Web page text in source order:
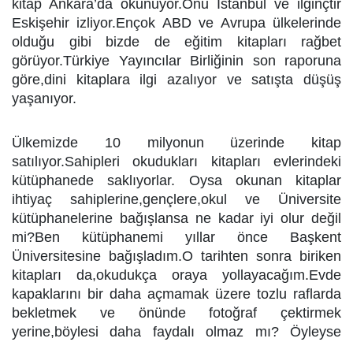
kitap Ankara’da okunuyor.Onu Istanbul ve ilginçtir
Eskişehir izliyor.Ençok ABD ve Avrupa ülkelerinde
olduğu gibi bizde de eğitim kitapları rağbet
görüyor.Türkiye Yayıncılar Birliğinin son raporuna
göre,dini kitaplara ilgi azalıyor ve satışta düşüş
yaşanıyor.
Ülkemizde 10 milyonun üzerinde kitap
satılıyor.Sahipleri okudukları kitapları evlerindeki
kütüphanede saklıyorlar. Oysa okunan kitaplar
ihtiyaç sahiplerine,gençlere,okul ve Üniversite
kütüphanelerine bağışlansa ne kadar iyi olur değil
mi?Ben kütüphanemi yıllar önce Başkent
Üniversitesine bağışladım.O tarihten sonra biriken
kitapları da,okudukça oraya yollayacağım.Evde
kapaklarını bir daha açmamak üzere tozlu raflarda
bekletmek ve önünde fotoğraf çektirmek
yerine,böylesi daha faydalı olmaz mı? Öyleyse